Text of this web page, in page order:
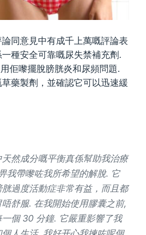
同意見中有成千上萬嘅評論表
種安全可靠嘅尿失禁補充劑.
佢嚟擺脫膀胱炎和尿頻問題.
藥製劑，並確認它可以迅速緩
然成分嘅平衡真係幫助我治療
我帶嚟咗我所希望的解脫. 它
過度活動症非常有益，而且都
舒服. 在我開始使用膠囊之前,
個 30 分鐘. 它嚴重影響了我